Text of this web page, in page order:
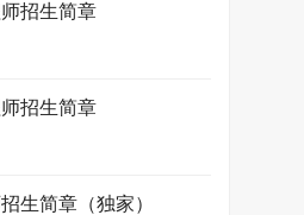
招生简章
招生简章
生简章（独家）